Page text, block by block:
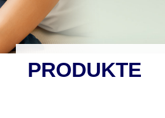
PRODUKTE